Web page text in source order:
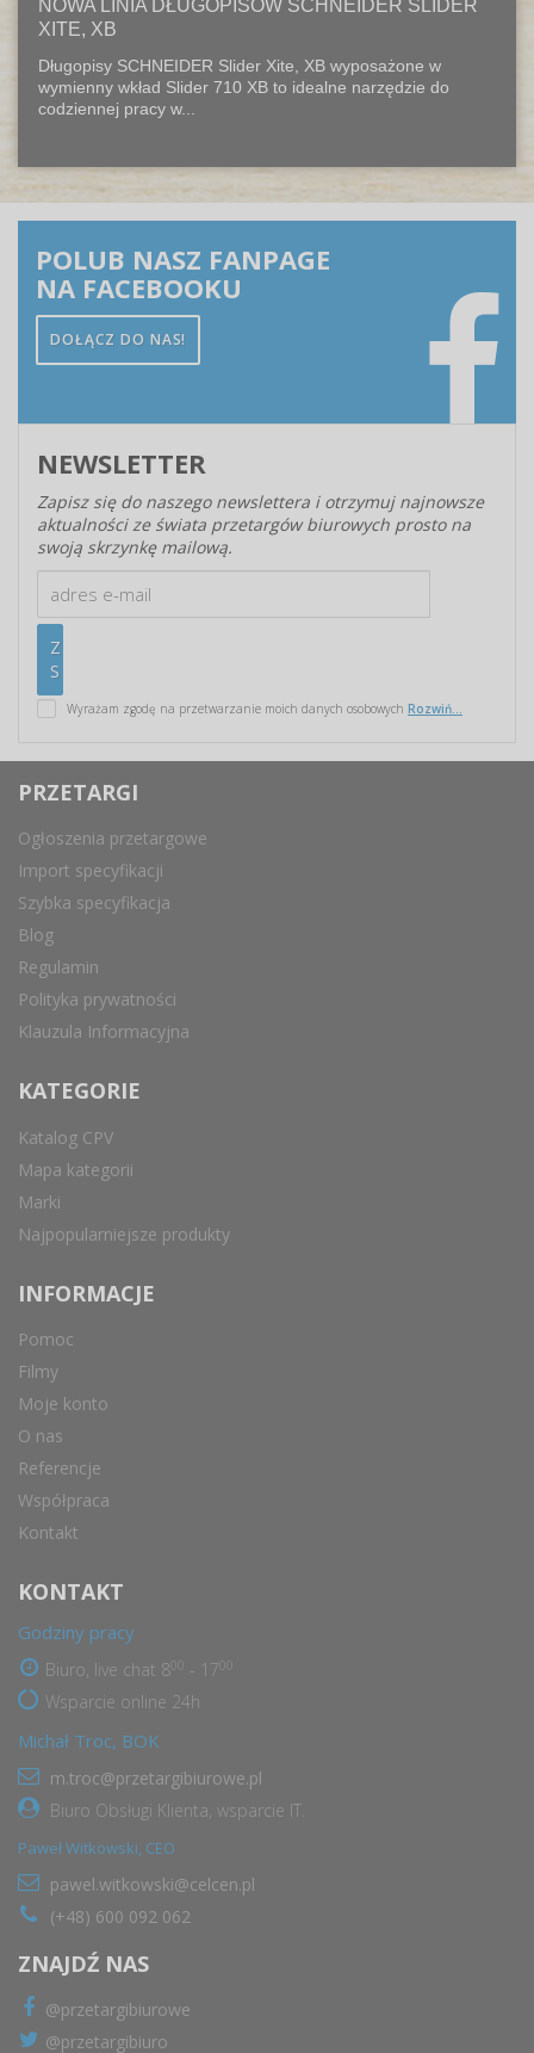
NOWA LINIA DŁUGOPISÓW SCHNEIDER SLIDER
XITE, XB
Długopisy SCHNEIDER Slider Xite, XB wyposażone w
wymienny wkład Slider 710 XB to idealne narzędzie do
codziennej pracy w...
POLUB NASZ FANPAGE
NA FACEBOOKU
DOŁĄCZ DO NAS!
NEWSLETTER
Zapisz się do naszego newslettera i otrzymuj najnowsze
aktualności ze świata przetargów biurowych prosto na
swoją skrzynkę mailową.
Wyrażam zgodę na przetwarzanie moich danych osobowych Rozwiń...
PRZETARGI
Ogłoszenia przetargowe
Import specyfikacji
Szybka specyfikacja
Blog
Regulamin
Polityka prywatności
Klauzula Informacyjna
KATEGORIE
Katalog CPV
Mapa kategorii
Marki
Najpopularniejsze produkty
INFORMACJE
Pomoc
Filmy
Moje konto
O nas
Referencje
Współpraca
Kontakt
KONTAKT
Godziny pracy
Biuro, live chat 8 - 17
Wsparcie online 24h
Michał Troc, BOK
m.troc@przetargibiurowe.pl
Biuro Obsługi Klienta, wsparcie IT.
Paweł Witkowski, CEO
pawel.witkowski@celcen.pl
(+48) 600 092 062
ZNAJDŹ NAS
@przetargibiurowe
@przetargibiuro